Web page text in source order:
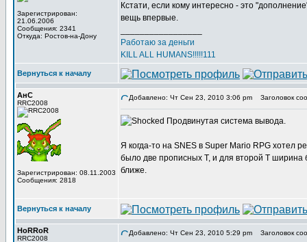
Зарегистрирован:
21.06.2006
Сообщения: 2341
Откуда: Ростов-на-Дону
Кстати, если кому интересно - это
вещь впервые.
Работаю за деньги
KILL ALL HUMANS!!!!!111
Вернуться к началу
АнС
RRC2008
Зарегистрирован: 08.11.2003
Сообщения: 2818
Добавлено: Чт Сен 23, 2010 3:06 pm Заголовок
Продвинутая система вывода.
Я когда-то на SNES в Super Mario RPG хотел
было две прописных Т, и для второй Т ширина
ближе.
Вернуться к началу
HoRRoR
RRC2008
Добавлено: Чт Сен 23, 2010 5:29 pm Заголовок